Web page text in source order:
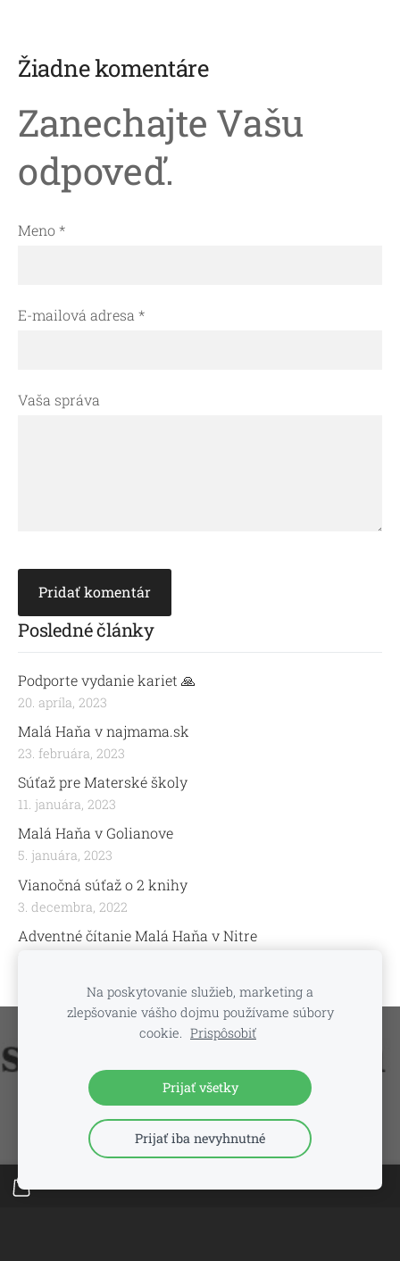
Posledné články
Podporte vydanie kariet 🙏
20. apríla, 2023
Malá Haňa v najmama.sk
23. februára, 2023
Súťaž pre Materské školy
11. januára, 2023
Malá Haňa v Golianove
5. januára, 2023
Vianočná súťaž o 2 knihy
3. decembra, 2022
Adventné čítanie Malá Haňa v Nitre
Žiadne komentáre
Zanechajte Vašu
odpoveď.
Meno *
E-mailová adresa *
Vaša správa
Súbory cookie
Vytvorené cezMozello
Na poskytovanie služieb, marketing a
zlepšovanie vášho dojmu používame súbory
cookie. Prispôsobiť
Prijať všetky
Prijať iba nevyhnutné